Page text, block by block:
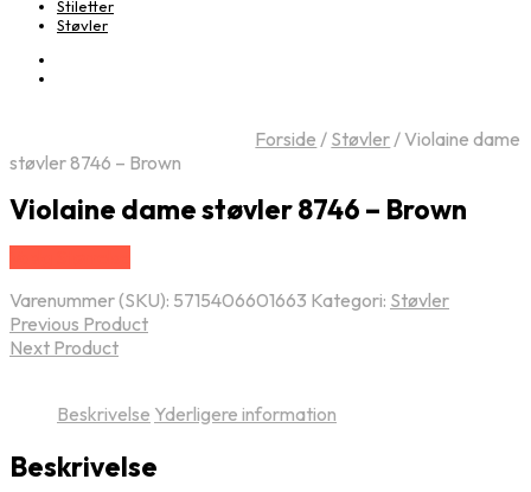
Stiletter
Støvler
Forside / Støvler/Violaine dame
støvler 8746 – Brown
Violaine dame støvler 8746 – Brown
Varenummer (SKU): 5715406601663 Kategori: Støvler
Previous Product
Next Product
Beskrivelse Yderligere information
Beskrivelse